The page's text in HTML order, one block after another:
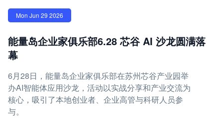
Mon Jun 29 2026
能量岛企业家俱乐部6.28 芯谷 AI 沙龙圆满落
幕
6月28日，能量岛企业家俱乐部在苏州芯谷产业园举
办AI智能体应用沙龙，活动以实战分享和产业交流为
核心，吸引了本地创业者、企业高管与科研人员参
与。